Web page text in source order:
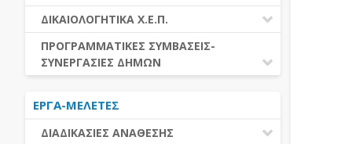
ΕΚΤΕΛΕΣΗ ΥΠΗΡΕΣΙΩΝ
ΕΚΤΕΛΕΣΗ ΠΡΟΜΗΘΕΙΩΝ
ΕΑΑΔΗΣΥ
ΕΑΔΗΣΥ
ΕΛ.ΣΥΝΕΔΡΙΟ
ΕΣΗΔΗΣ
ΔΙΚΑΙΟΛΟΓΗΤΙΚΑ Χ.Ε.Π.
ΔΙΚΑΙΟΛΟΓΗΤΙΚΑ Χ.Ε.Π.
ΠΡΟΓΡΑΜΜΑΤΙΚΕΣ ΣΥΜΒΑΣΕΙΣ-
ΣΥΝΕΡΓΑΣΙΕΣ ΔΗΜΩΝ
ΔΙΕΘΝΕΣ ΚΑΙ ΕΥΡΩΠΑΙΚΟ ΕΠΙΠΕΔΟ
ΠΡΟΓΡΑΜΜΑΤΙΚΕΣ ΣΥΜΒΑΣΕΙΣ
ΕΡΓΑ-ΜΕΛΕΤΕΣ
ΔΙΑΔΙΚΑΣΙΕΣ ΑΝΑΘΕΣΗΣ